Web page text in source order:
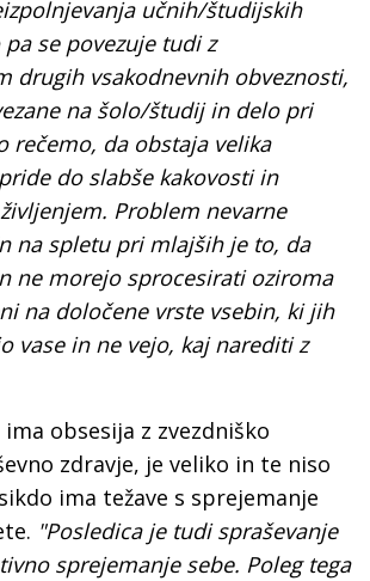
učnih/študijskih
se povezuje tudi z
drugih vsakodnevnih obveznosti,
na šolo/študij in delo pri
rečemo, da obstaja velika
do slabše kakovosti in
Problem nevarne
na spletu pri mlajših je to, da
ne morejo sprocesirati oziroma
na določene vrste vsebin, ki jih
vase in ne vejo, kaj narediti z
obsesija z zvezdniško
zdravje, je veliko in te niso
ima težave s sprejemanje
"Posledica je tudi spraševanje
sprejemanje sebe. Poleg tega